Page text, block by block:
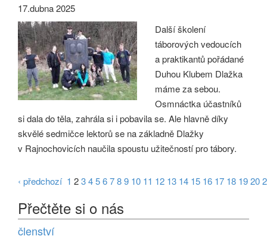
17.dubna 2025
Další školení
táborových vedoucích
a praktikantů pořádané
Duhou Klubem Dlažka
máme za sebou.
Osmnáctka účastníků
si dala do těla, zahrála si i pobavila se. Ale hlavně díky
skvělé sedmičce lektorů se na základně Dlažky
v Rajnochovicích naučila spoustu užitečností pro tábory.
‹ předchozí 1 23456789 10 11 12 13 14 15 16 17 18 1920
Přečtěte si o nás
členství